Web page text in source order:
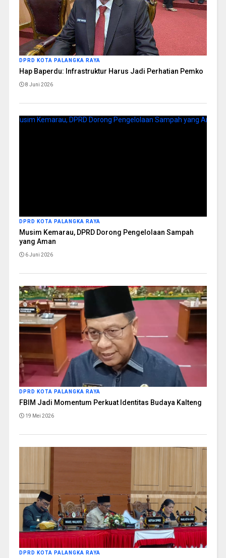
DPRD KOTA PALANGKA RAYA
Hap Baperdu: Infrastruktur Harus Jadi Perhatian Pemko
8 Juni 2026
DPRD KOTA PALANGKA RAYA
Musim Kemarau, DPRD Dorong Pengelolaan Sampah
yang Aman
6 Juni 2026
DPRD KOTA PALANGKA RAYA
FBIM Jadi Momentum Perkuat Identitas Budaya Kalteng
19 Mei 2026
DPRD KOTA PALANGKA RAYA